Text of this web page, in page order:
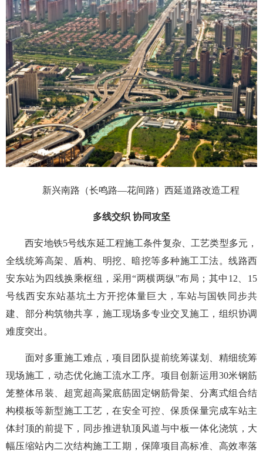
新兴南路（长鸣路—花间路）西延道路改造工程
多线交织 协同攻坚
西安地铁5号线东延工程施工条件复杂、工艺类型多元，
全线统筹高架、盾构、明挖、暗挖等多种施工工法。线路西
安东站为四线换乘枢纽，采用“两横两纵”布局；其中12、15
号线西安东站基坑土方开挖体量巨大，车站与国铁同步共
建、部分构筑物共享，施工现场多专业交叉施工，组织协调
难度突出。
面对多重施工难点，项目团队提前统筹谋划、精细统筹
现场施工，动态优化施工流水工序。项目创新运用30米钢筋
笼整体吊装、超宽超高粱底筋固定钢筋骨架、分离式组合结
构模板等新型施工工艺，在安全可控、保质保量完成车站主
体封顶的前提下，同步推进轨顶风道与中板一体化浇筑，大
幅压缩站内二次结构施工工期，保障项目高标准、高效率落